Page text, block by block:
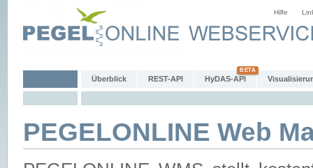
Hilfe
Überblick REST-API HyDAS-API
PEGELONLINE Web